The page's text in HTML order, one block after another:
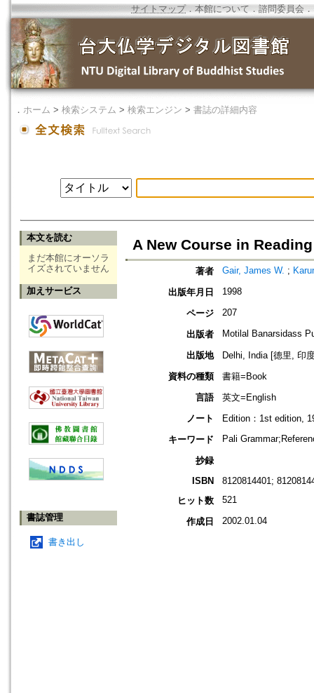
サイトマップ．本館について ． 諮問委員会 ．
． ホーム > 検索システム > 検索エンジン > 書誌の詳細内容
本文を読む
まだ本館にオーソラ
イズされていません
加えサービス
書誌管理
書き出し
A New Course in
著者 Gair, James W. ;
出版年月日 1998
ページ 207
出版者 Motilal Banarsidass
出版地
Delhi, India [德里, 印
資料の種類
書籍=Book
言語
英文=English
ノート
Edition：1st edition,
キーワード
Pali
抄録
ISBN
8120814401;
ヒット数
521
作成日 2002.01.04